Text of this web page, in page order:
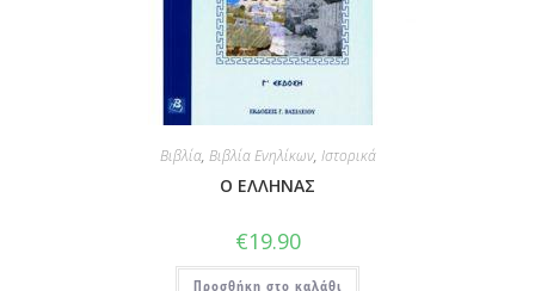
Βιβλία, Βιβλία Ενηλίκων, Ιστορικά
Ο ΕΛΛΗΝΑΣ
€19.90
Προσθήκη στο καλάθι